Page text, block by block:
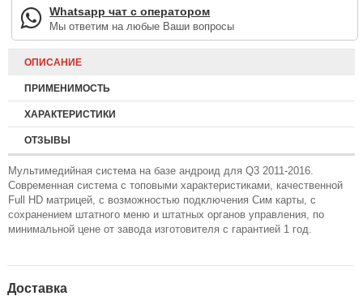
Whatsapp чат с оператором
Мы ответим на любые Ваши вопросы
ОПИСАНИЕ
ПРИМЕНИМОСТЬ
ХАРАКТЕРИСТИКИ
ОТЗЫВЫ
Мультимедийная система на базе андроид для Q3 2011-2016.
Современная система с топовыми характеристиками, качественной
Full HD матрицей, с возможностью подключения Сим карты, с
сохранением штатного меню и штатных органов управления, по
минимальной цене от завода изготовителя с гарантией 1 год.
Доставка